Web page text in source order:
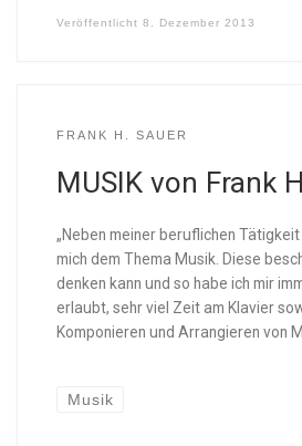
Veröffentlicht 8. Dezember 2013
FRANK H. SAUER
MUSIK von Frank
„Neben meiner beruflichen
mich dem Thema Musik. Diese
denken kann und so habe ich mir
erlaubt, sehr viel Zeit am Klavier
Komponieren und Arrangieren von
Musik